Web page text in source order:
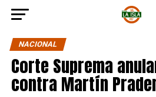
NACIONAL
Corte Suprema
contra Martín